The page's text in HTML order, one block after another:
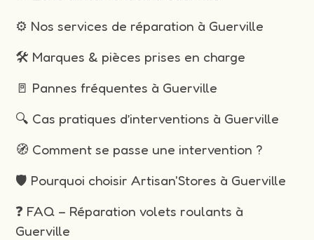
⚙️ Nos services de réparation à Guerville
🛠️ Marques & pièces prises en charge
🚪 Pannes fréquentes à Guerville
🔍 Cas pratiques d’interventions à Guerville
🧭 Comment se passe une intervention ?
🛡️ Pourquoi choisir Artisan'Stores à Guerville
❓ FAQ – Réparation volets roulants à
Guerville